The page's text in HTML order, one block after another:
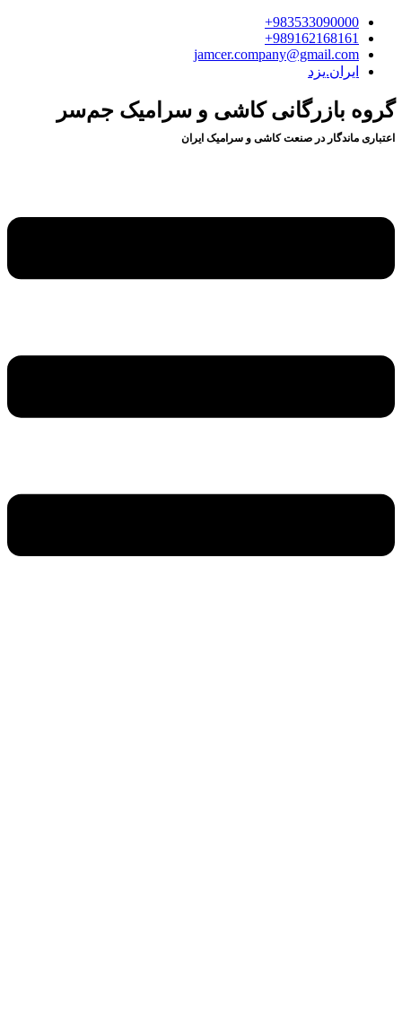
983533090000+
989162168161+
jamcer.company@gmail.com
ایران.یزد
گروه بازرگانی کاشی و سرامیک جم‌سر
اعتباری ماندگار در صنعت کاشی و سرامیک ایران